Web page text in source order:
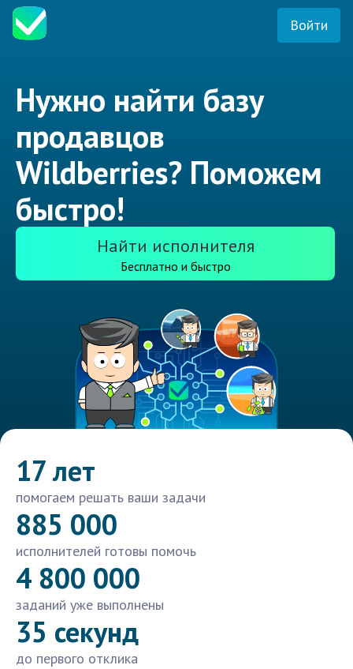
Войти
Нужно найти базу
продавцов
Wildberries? Поможем
быстро!
Найти исполнителя
Бесплатно и быстро
17 лет
помогаем решать ваши задачи
885 000
исполнителей готовы помочь
4 800 000
заданий уже выполнены
35 секунд
до первого отклика